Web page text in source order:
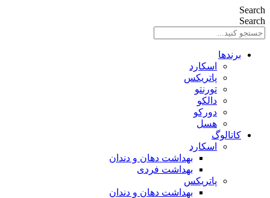
Search
Search
برندها
اسکارد
پاتریکس
تورنتو
دالکو
دورکو
هسل
کاتالوگ
اسکارد
بهداشت دهان و دندان
بهداشت فردی
پاتریکس
بهداشت دهان و دندان